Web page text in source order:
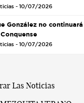
- 10/07/2026
González no continuará
- 10/07/2026